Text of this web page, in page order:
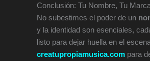
Conclusión: Tu Nombre, Tu
No subestimes el poder de un
y la identidad son esenciales,
listo para dejar huella en el
creatupropiamusica.com para